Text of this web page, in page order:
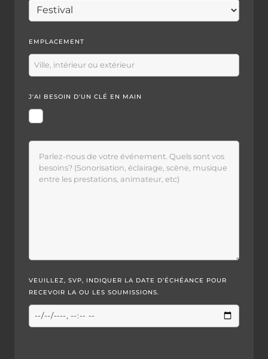
EMPLACEMENT
J'AI BESOIN D'UN CLÉ EN MAIN
VEUILLEZ, SVP, INDIQUER LA DATE D’ÉCHÉANCE POUR
RECEVOIR LA OU LES SOUMISSIONS.